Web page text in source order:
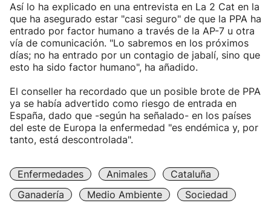
Así lo ha explicado en una entrevista en La 2 Cat en la
que ha asegurado estar "casi seguro" de que la PPA ha
entrado por factor humano a través de la AP-7 u otra
vía de comunicación. "Lo sabremos en los próximos
días; no ha entrado por un contagio de jabalí, sino que
esto ha sido factor humano", ha añadido.
El conseller ha recordado que un posible brote de PPA
ya se había advertido como riesgo de entrada en
España, dado que -según ha señalado- en los países
del este de Europa la enfermedad "es endémica y, por
tanto, está descontrolada".
Enfermedades Animales
Cataluña
Ganadería
Medio Ambiente Sociedad